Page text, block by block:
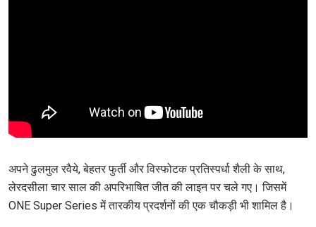
अपने ढुलमुल रवैये, बेहतर फुर्ती और विस्फोटक प्रतिस्पर्धा शैली के साथ,
लेरदसीला चार साल की अपरिभाषित जीत की लाइन पर चले गए। जिसमें
ONE Super Series में तारकीय प्रदर्शनों की एक चौकड़ी भी शामिल है।